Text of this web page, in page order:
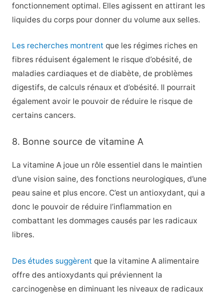
fonctionnement optimal. Elles agissent en attirant les
liquides du corps pour donner du volume aux selles.
Les recherches montrent que les régimes riches en
fibres réduisent également le risque d’obésité, de
maladies cardiaques et de diabète, de problèmes
digestifs, de calculs rénaux et d’obésité. Il pourrait
également avoir le pouvoir de réduire le risque de
certains cancers.
8. Bonne source de vitamine A
La vitamine A joue un rôle essentiel dans le maintien
d’une vision saine, des fonctions neurologiques, d’une
peau saine et plus encore. C’est un antioxydant, qui a
donc le pouvoir de réduire l’inflammation en
combattant les dommages causés par les radicaux
libres.
Des études suggèrent que la vitamine A alimentaire
offre des antioxydants qui préviennent la
carcinogenèse en diminuant les niveaux de radicaux